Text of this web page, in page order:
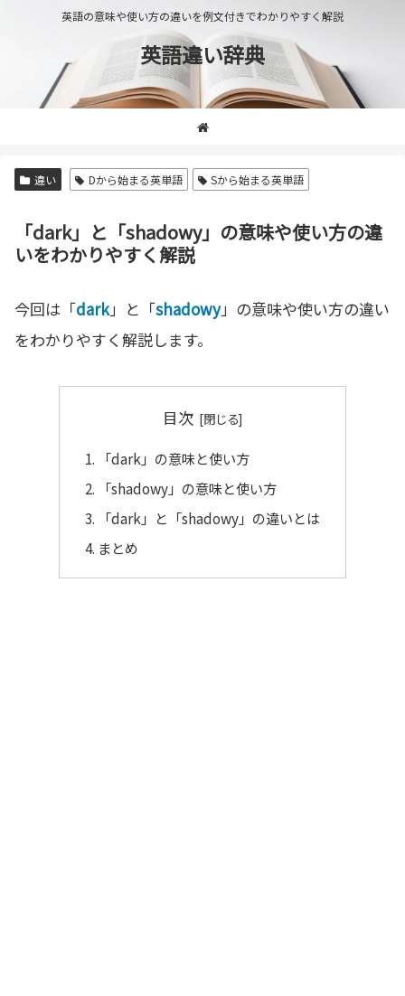
英語の意味や使い方の違いを例文付きでわかりやすく解説
英語違い辞典
違い Dから始まる英単語 Sから始まる英単語
「dark」と「shadowy」の意味や使い方の違
いをわかりやすく解説
今回は「dark」と「shadowy」の意味や使い方の違い
をわかりやすく解説します。
目次
「dark」の意味と使い方
「shadowy」の意味と使い方
「dark」と「shadowy」の違いとは
まとめ